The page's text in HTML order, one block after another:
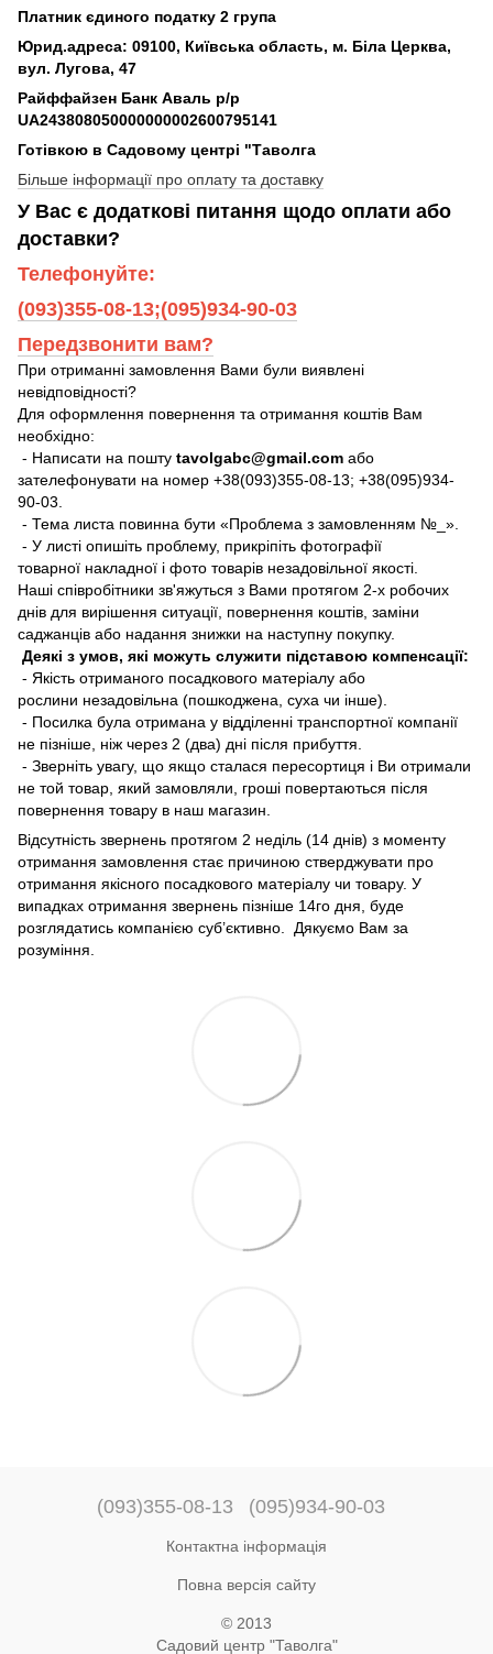
Платник єдиного податку 2 група
Юрид.адреса: 09100, Київська область, м. Біла Церква,
вул. Лугова, 47
Райффайзен Банк Аваль р/р
UA243808050000000002600795141
Готівкою в Садовому центрі "Таволга
Більше інформації про оплату та доставку
У Вас є додаткові питання щодо оплати або
доставки?
Телефонуйте:
(093)355-08-13;(095)934-90-03
Передзвонити вам?
При отриманні замовлення Вами були виявлені
невідповідності?
Для оформлення повернення та отримання коштів Вам
необхідно:
- Написати на пошту tavolgabc@gmail.com або
зателефонувати на номер +38(093)355-08-13; +38(095)934-
90-03.
- Тема листа повинна бути «Проблема з замовленням №_».
- У листі опишіть проблему, прикріпіть фотографії
товарної накладної і фото товарів незадовільної якості.
Наші співробітники зв'яжуться з Вами протягом 2-х робочих
днів для вирішення ситуації, повернення коштів, заміни
саджанців або надання знижки на наступну покупку.
Деякі з умов, які можуть служити підставою компенсації:
- Якість отриманого посадкового матеріалу або
рослини незадовільна (пошкоджена, суха чи інше).
- Посилка була отримана у відділенні транспортної компанії
не пізніше, ніж через 2 (два) дні після прибуття.
- Зверніть увагу, що якщо сталася пересортиця і Ви отримали
не той товар, який замовляли, гроші повертаються після
повернення товару в наш магазин.
Відсутність звернень протягом 2 неділь (14 днів) з моменту
отримання замовлення стає причиною стверджувати про
отримання якісного посадкового матеріалу чи товару. У
випадках отримання звернень пізніше 14го дня, буде
розглядатись компанією суб’єктивно. Дякуємо Вам за
розуміння.
(093)355-08-13 (095)934-90-03
Контактна інформація
Повна версія сайту
© 2013
Садовий центр "Таволга"